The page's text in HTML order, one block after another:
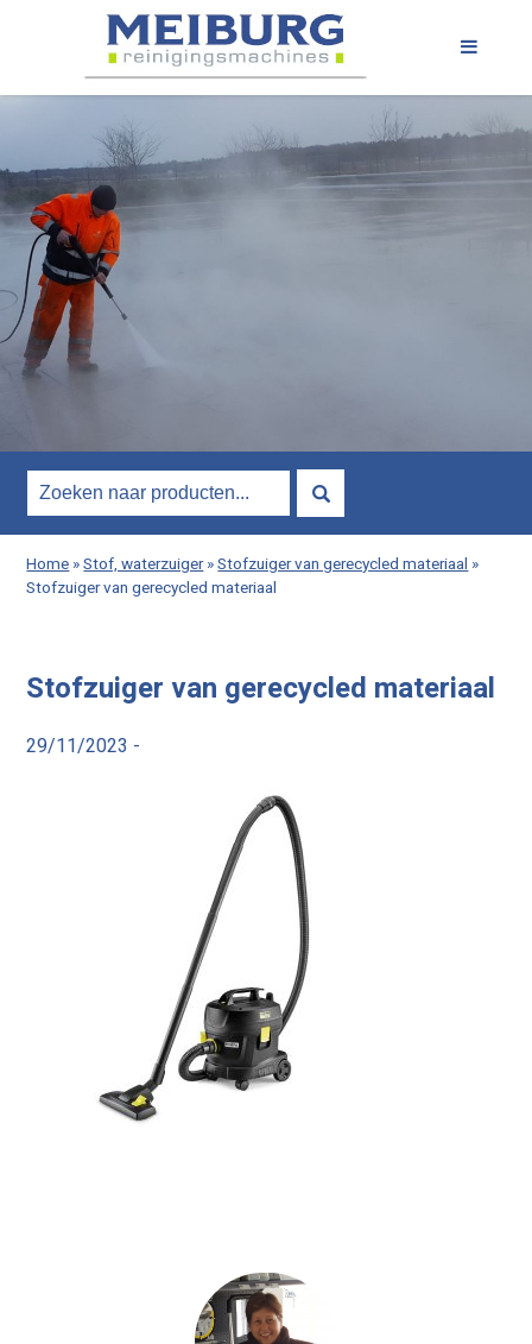
Home»Stof, waterzuiger»Stofzuiger van gerecycled materiaal»
Stofzuiger van gerecycled materiaal
Stofzuiger van gerecycled materiaal
29/11/2023 -